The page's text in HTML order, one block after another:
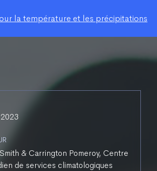
la température et les précipitations
& Carrington Pomeroy, Centre
de services climatologiques